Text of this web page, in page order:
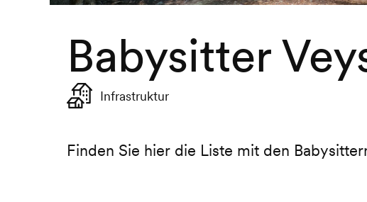
Babysitter
Infrastruktur
Finden Sie hier die Liste mit den